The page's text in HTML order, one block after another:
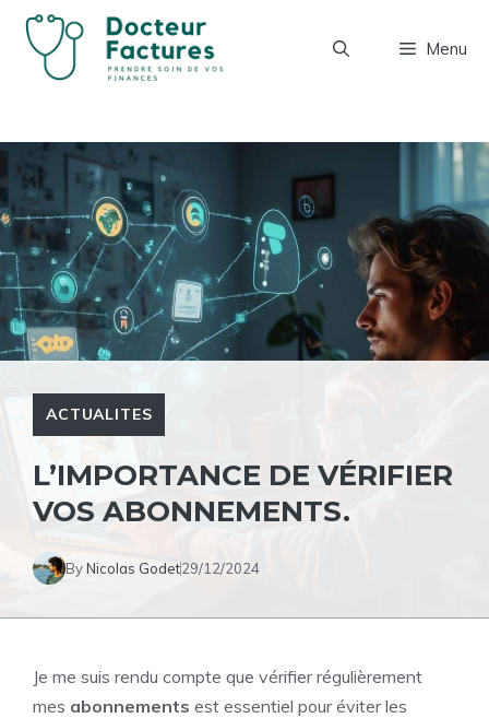
Aller
contenu
Menu
ACTUALITES
L’IMPORTANCE DE VÉRIFIER
VOS ABONNEMENTS.
ByNicolas Godet29/12/2024
Je me suis rendu compte que vérifier régulièrement
mes abonnements est essentiel pour éviter les